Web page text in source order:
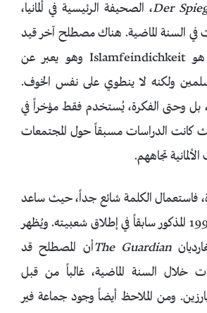
Der، الصحيفة الرئيسية في ألمانيا،
السنة الماضية. هناك مصطلح آخر قيد
الاستعمال المنتظم هو Islamfeindichkeit وهو يعبر عن
ولكنه لا ينطوي على نفس الخوف.
بل وحتى الفكرة، يُستخدم فقط مؤخراً في
كانت الدراسات مسبقاً حول المجتمعات
تجاههم.
فاستعمال الكلمة شائع جداً، حيث ساعد
تقرير رونيميد عام 1997 المذكور سابقاً في إطلاق شعبيته. ويُظهر
The Guardianأن المصطلح قد
خلال السنة الماضية، غالباً من قبل
ومن الملاحظ أيضاً وجود جماعة فير